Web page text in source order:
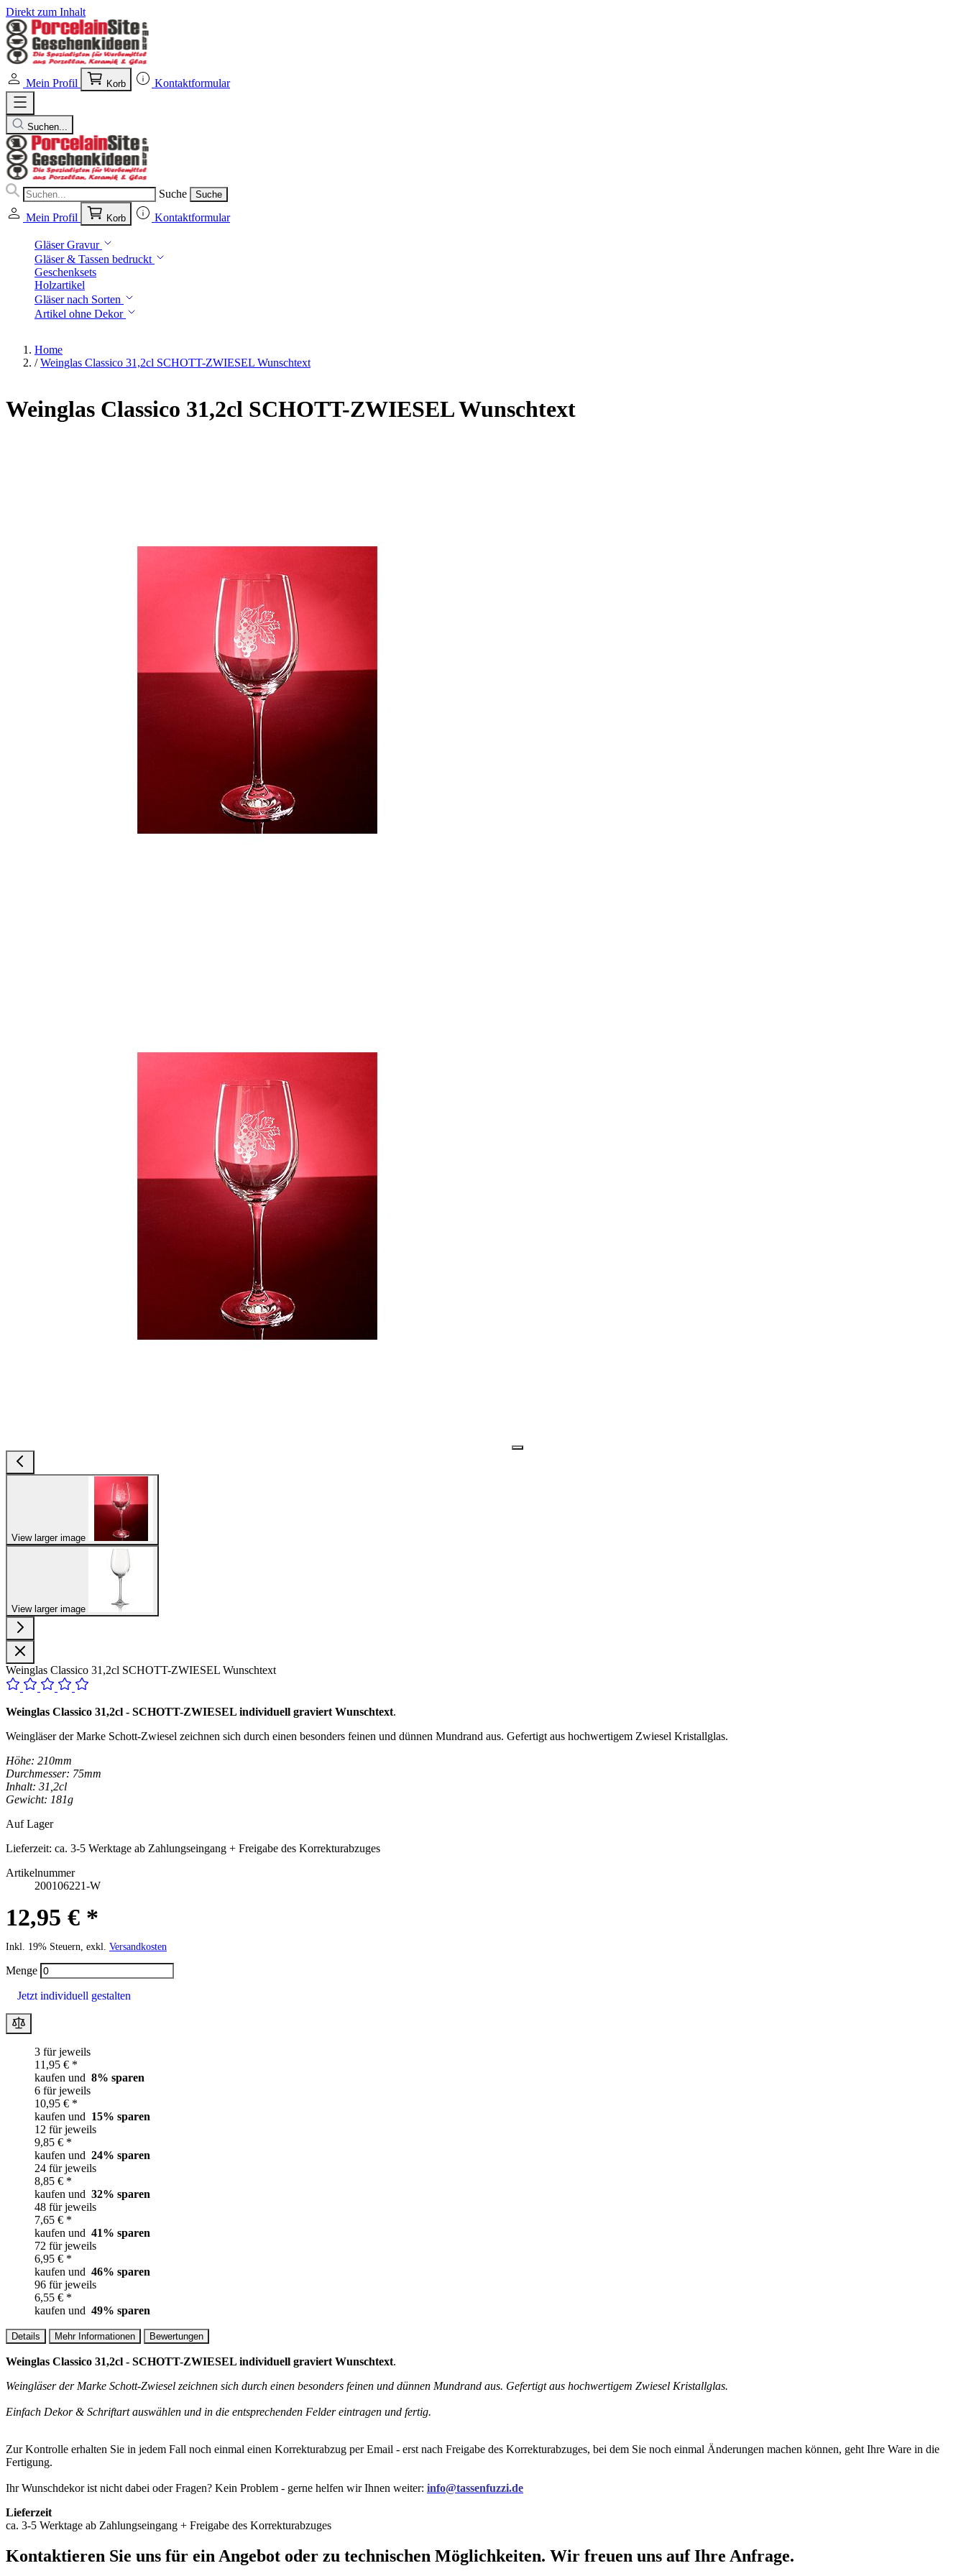
Direkt zum Inhalt
Mein Profil Korb Kontaktformular
Suchen...
Suche Suche
Mein Profil Korb Kontaktformular
Gläser Gravur
Gläser & Tassen bedruckt
Geschenksets
Holzartikel
Gläser nach Sorten
Artikel ohne Dekor
Home
/ Weinglas Classico 31,2cl SCHOTT-ZWIESEL Wunschtext
Weinglas Classico 31,2cl SCHOTT-ZWIESEL Wunschtext
View larger image
View larger image
Weinglas Classico 31,2cl SCHOTT-ZWIESEL Wunschtext
Weinglas Classico 31,2cl - SCHOTT-ZWIESEL individuell graviert Wunschtext.
Weingläser der Marke Schott-Zwiesel zeichnen sich durch einen besonders feinen und dünnen Mundrand aus. Gefertigt aus hochwertigem Zwiesel Kristallglas.
Höhe: 210mm
Durchmesser: 75mm
Inhalt: 31,2cl
Gewicht: 181g
Auf Lager
Lieferzeit: ca. 3-5 Werktage ab Zahlungseingang + Freigabe des Korrekturabzuges
Artikelnummer
200106221-W
12,95 € *
Inkl. 19% Steuern, exkl. Versandkosten
Menge
Jetzt individuell gestalten
3 für jeweils
11,95 € *
kaufen und 8% sparen
6 für jeweils
10,95 € *
kaufen und 15% sparen
12 für jeweils
9,85 € *
kaufen und 24% sparen
24 für jeweils
8,85 € *
kaufen und 32% sparen
48 für jeweils
7,65 € *
kaufen und 41% sparen
72 für jeweils
6,95 € *
kaufen und 46% sparen
96 für jeweils
6,55 € *
kaufen und 49% sparen
Details Mehr Informationen Bewertungen
Weinglas Classico 31,2cl - SCHOTT-ZWIESEL individuell graviert Wunschtext.
Weingläser der Marke Schott-Zwiesel zeichnen sich durch einen besonders feinen und dünnen Mundrand aus. Gefertigt aus hochwertigem Zwiesel Kristallglas.
Einfach Dekor & Schriftart auswählen und in die entsprechenden Felder eintragen und fertig.
Zur Kontrolle erhalten Sie in jedem Fall noch einmal einen Korrekturabzug per Email - erst nach Freigabe des Korrekturabzuges, bei dem Sie noch einmal Änderungen machen können, geht Ihre Ware in die
Fertigung.
Ihr Wunschdekor ist nicht dabei oder Fragen? Kein Problem - gerne helfen wir Ihnen weiter: info@tassenfuzzi.de
Lieferzeit
ca. 3-5 Werktage ab Zahlungseingang + Freigabe des Korrekturabzuges
Kontaktieren Sie uns für ein Angebot oder zu technischen Möglichkeiten. Wir freuen uns auf Ihre Anfrage.